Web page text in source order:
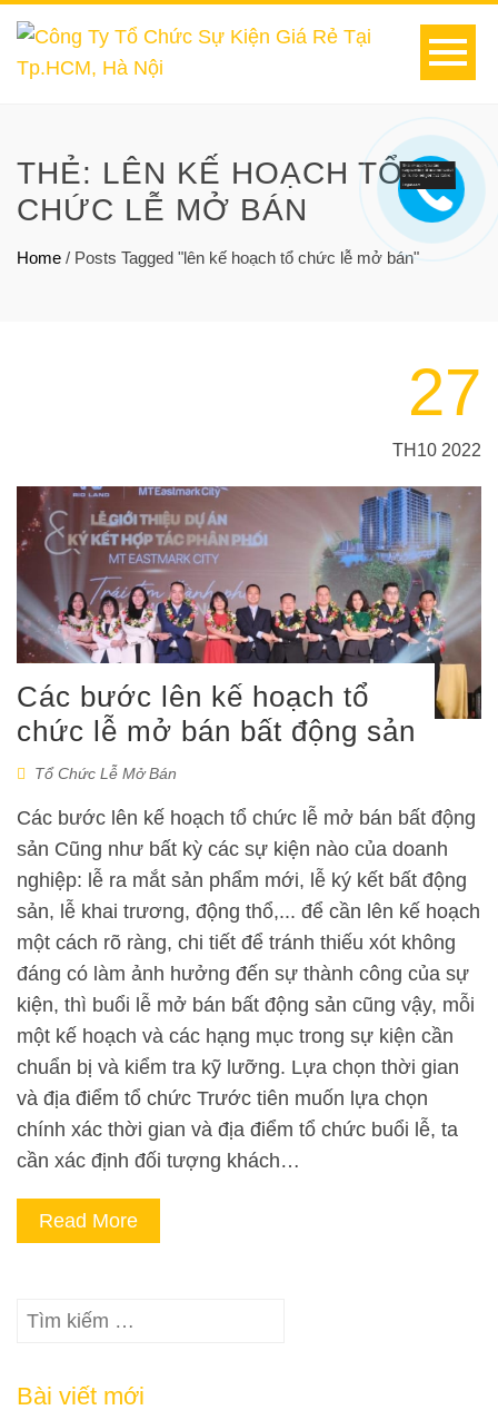
THẺ: LÊN KẾ HOẠCH TỔ
CHỨC LỄ MỞ BÁN
Home / Posts Tagged "lên kế hoạch tổ chức lễ mở bán"
27
TH10 2022
Các bước lên kế hoạch tổ
chức lễ mở bán bất động sản
Tổ Chức Lễ Mở Bán
Các bước lên kế hoạch tổ chức lễ mở bán bất động
sản Cũng như bất kỳ các sự kiện nào của doanh
nghiệp: lễ ra mắt sản phẩm mới, lễ ký kết bất động
sản, lễ khai trương, động thổ,... để cần lên kế hoạch
một cách rõ ràng, chi tiết để tránh thiếu xót không
đáng có làm ảnh hưởng đến sự thành công của sự
kiện, thì buổi lễ mở bán bất động sản cũng vậy, mỗi
một kế hoạch và các hạng mục trong sự kiện cần
chuẩn bị và kiểm tra kỹ lưỡng. Lựa chọn thời gian
và địa điểm tổ chức Trước tiên muốn lựa chọn
chính xác thời gian và địa điểm tổ chức buổi lễ, ta
cần xác định đối tượng khách…
Read More
Tìm
Bài viết mới